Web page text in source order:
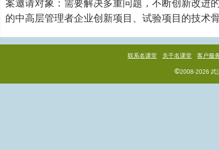
案邀请对象：需要解决多重问题，不断创新改进
的中高层管理者企业创新项目、试验项目的技术
联系名课堂 关于名课堂 客户服
©2008-2026 武